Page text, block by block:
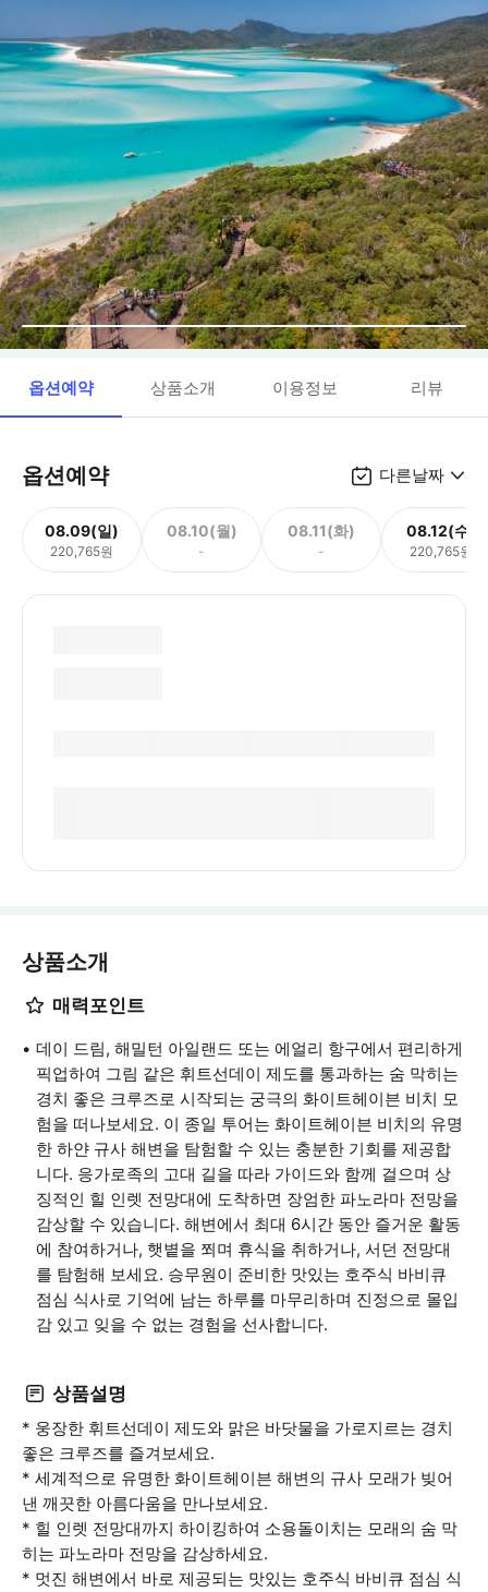
옵션예약 상품소개 이용정보 리뷰
옵션예약 다른날짜
08.09(일)
220,765원
08.10(월)
-
08.11(화)
-
08.12(수)
220,765원
상품소개
매력포인트
데이 드림, 해밀턴 아일랜드 또는 에얼리 항구에서 편리하게
픽업하여 그림 같은 휘트선데이 제도를 통과하는 숨 막히는
경치 좋은 크루즈로 시작되는 궁극의 화이트헤이븐 비치 모
험을 떠나보세요. 이 종일 투어는 화이트헤이븐 비치의 유명
한 하얀 규사 해변을 탐험할 수 있는 충분한 기회를 제공합
니다. 응가로족의 고대 길을 따라 가이드와 함께 걸으며 상
징적인 힐 인렛 전망대에 도착하면 장엄한 파노라마 전망을
감상할 수 있습니다. 해변에서 최대 6시간 동안 즐거운 활동
에 참여하거나, 햇볕을 쬐며 휴식을 취하거나, 서던 전망대
를 탐험해 보세요. 승무원이 준비한 맛있는 호주식 바비큐
점심 식사로 기억에 남는 하루를 마무리하며 진정으로 몰입
감 있고 잊을 수 없는 경험을 선사합니다.
상품설명
* 웅장한 휘트선데이 제도와 맑은 바닷물을 가로지르는 경치
좋은 크루즈를 즐겨보세요.
* 세계적으로 유명한 화이트헤이븐 해변의 규사 모래가 빚어
낸 깨끗한 아름다움을 만나보세요.
* 힐 인렛 전망대까지 하이킹하여 소용돌이치는 모래의 숨 막
히는 파노라마 전망을 감상하세요.
* 멋진 해변에서 바로 제공되는 맛있는 호주식 바비큐 점심 식